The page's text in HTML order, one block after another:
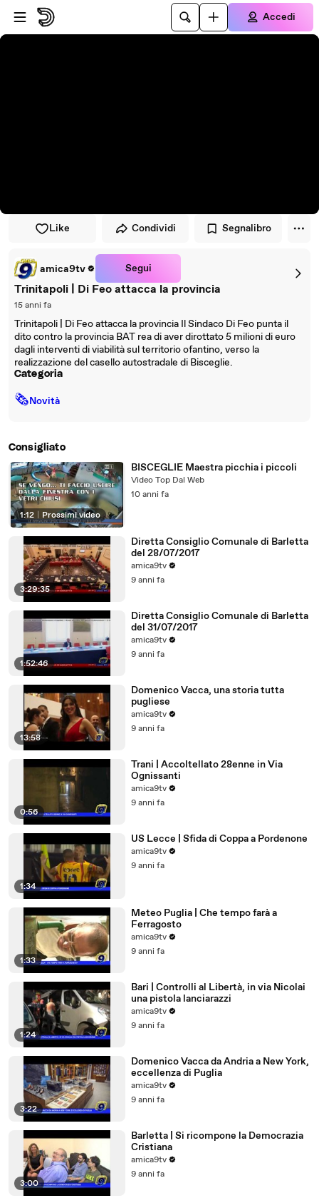
Vai al lettore
Passa al contenuto principale
Accedi
Like Condividi Segnalibro
amica9tv Segui
Trinitapoli | Di Feo attacca la provincia
15 anni fa
Trinitapoli | Di Feo attacca la provincia Il Sindaco Di Feo punta il
dito contro la provincia BAT rea di aver dirottato 5 milioni di euro
dagli interventi di viabilità sul territorio ofantino, verso la
realizzazione del casello autostradale di Bisceglie.
Categoria
🗞Novità
Consigliato
1:12 Prossimi video
BISCEGLIE Maestra picchia i piccoli
Video Top Dal Web
10 anni fa
3:29:35
Diretta Consiglio Comunale di Barletta
del 28/07/2017
amica9tv
9 anni fa
1:52:46
Diretta Consiglio Comunale di Barletta
del 31/07/2017
amica9tv
9 anni fa
13:58
Domenico Vacca, una storia tutta
pugliese
amica9tv
9 anni fa
0:56
Trani | Accoltellato 28enne in Via
Ognissanti
amica9tv
9 anni fa
1:34
US Lecce | Sfida di Coppa a Pordenone
amica9tv
9 anni fa
1:33
Meteo Puglia | Che tempo farà a
Ferragosto
amica9tv
9 anni fa
1:24
Bari | Controlli al Libertà, in via Nicolai
una pistola lanciarazzi
amica9tv
9 anni fa
3:22
Domenico Vacca da Andria a New York,
eccellenza di Puglia
amica9tv
9 anni fa
3:00
Barletta | Si ricompone la Democrazia
Cristiana
amica9tv
9 anni fa